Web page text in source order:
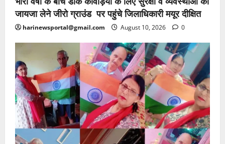
जायजा लेने जीरो ग्राउंड पर पहुंचे जिलाधिकारी मयूर दीक्षित
harinewsportal@gmail.com August 10, 2026 0